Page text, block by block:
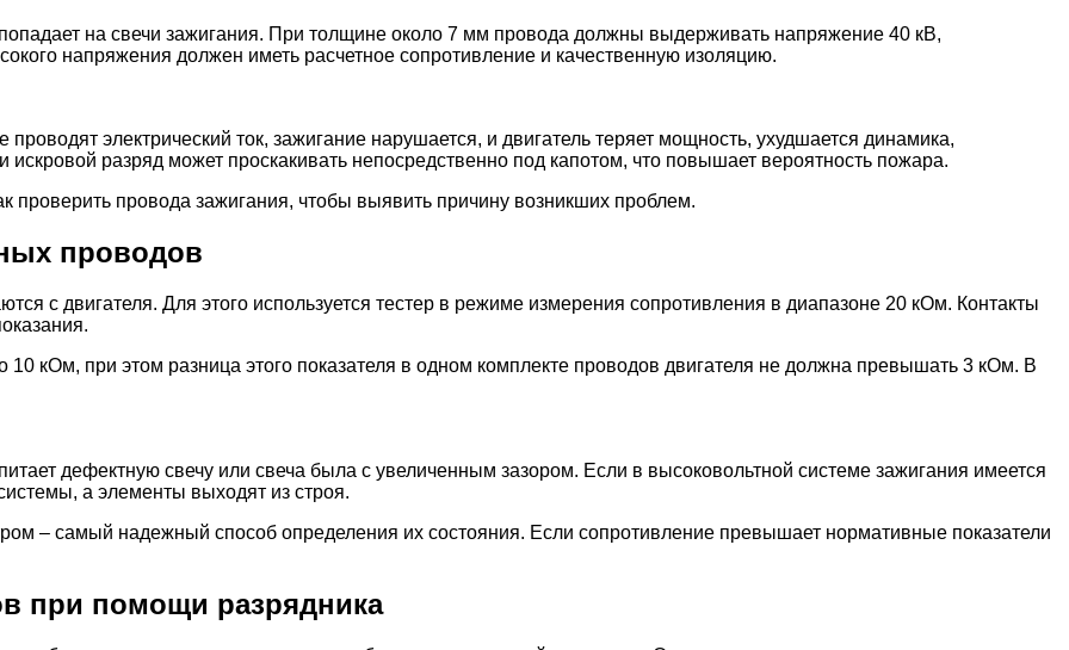
на свечи зажигания. При толщине около 7 мм провода должны выдерживать напряжение 40 кВ,
напряжения должен иметь расчетное сопротивление и качественную изоляцию.
электрический ток, зажигание нарушается, и двигатель теряет мощность, ухудшается динамика,
разряд может проскакивать непосредственно под капотом, что повышает вероятность пожара.
проверить провода зажигания, чтобы выявить причину возникших проблем.
проводов
с двигателя. Для этого используется тестер в режиме измерения сопротивления в диапазоне 20 кОм. Контакты
кОм, при этом разница этого показателя в одном комплекте проводов двигателя не должна превышать 3 кОм. В
дефектную свечу или свеча была с увеличенным зазором. Если в высоковольтной системе зажигания имеется
а элементы выходят из строя.
– самый надежный способ определения их состояния. Если сопротивление превышает нормативные показатели
при помощи разрядника